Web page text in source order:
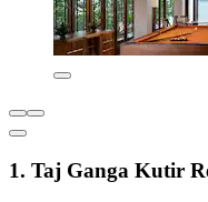
1. Taj Ganga Kutir